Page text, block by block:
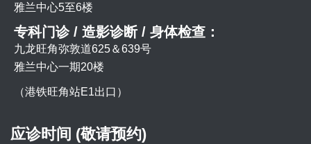
雅兰中心5至6楼
专科门诊 / 造影诊断 / 身体检查：
九龙旺角弥敦道625＆639号
雅兰中心一期20楼
（港铁旺角站E1出口）
应诊时间 (敬请预约)